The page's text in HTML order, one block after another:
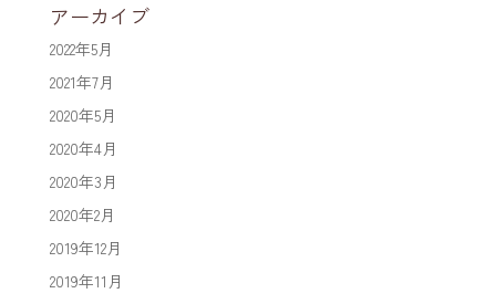
アーカイブ
2022年5月
2021年7月
2020年5月
2020年4月
2020年3月
2020年2月
2019年12月
2019年11月